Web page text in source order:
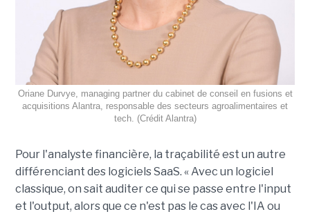
Oriane Durvye, managing partner du cabinet de conseil en fusions et
acquisitions Alantra, responsable des secteurs agroalimentaires et
tech. (Crédit Alantra)
Pour l'analyste financière, la traçabilité est un autre
différenciant des logiciels SaaS. « Avec un logiciel
classique, on sait auditer ce qui se passe entre l'input
et l'output, alors que ce n'est pas le cas avec l'IA ou